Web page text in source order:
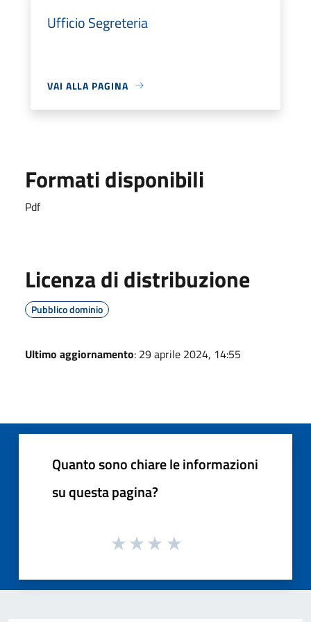
Ufficio Segreteria
VAI ALLA PAGINA
Formati disponibili
Pdf
Licenza di distribuzione
Pubblico dominio
Ultimo aggiornamento: 29 aprile 2024, 14:55
Quanto sono chiare le informazioni
su questa pagina?